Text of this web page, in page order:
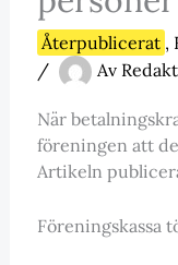
Återpublicerat ,
/
Av
När
föreningen att
Artikeln
Föreningskassa